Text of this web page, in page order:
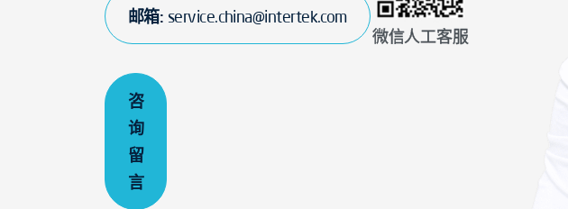
邮箱: service.china@intertek.com
微信人工客服
咨
询
留
言